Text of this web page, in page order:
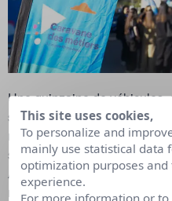
Une quinzaine de
stands se déplacent de ville
nouvelle façon d’accéder à
secteurs d’activité et les
Alpes. Comment ? A l’aide
réalité virtuelle, la simulation
This site uses cookies,
To personalize and
mainly use statistical data
optimization purposes
experience.
For more information or